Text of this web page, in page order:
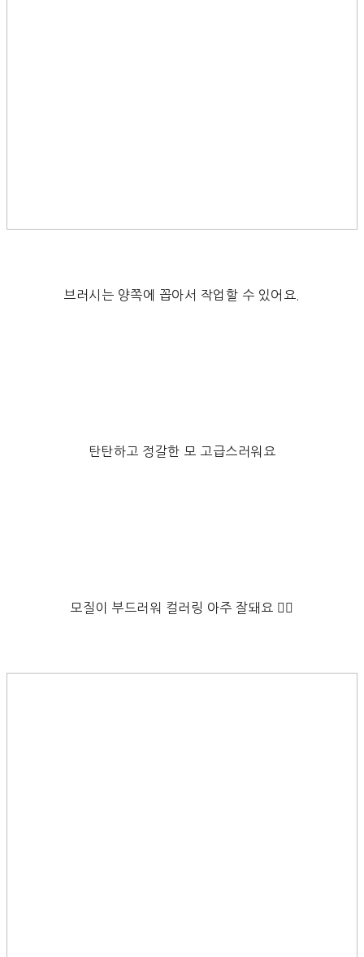
브러시는 양쪽에 꼽아서 작업할 수 있어요.
탄탄하고 정갈한 모 고급스러워요
모질이 부드러워 컬러링 아주 잘돼요 👍🏻